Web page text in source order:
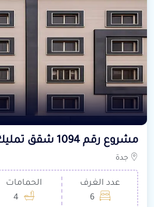
مشروع رقم 1094 شقق تمليك الموقع الروابي
جدة
عدد الغرف
6
الحمامات
4